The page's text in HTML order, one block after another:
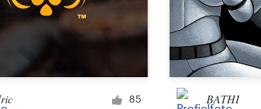
85 BATHI